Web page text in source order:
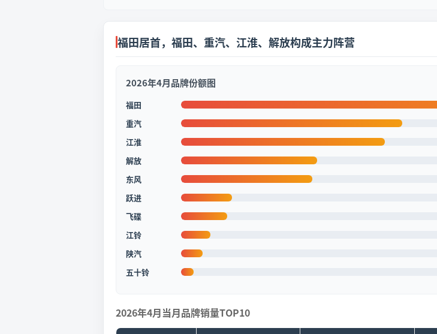
福田居首，福田、重汽、江淮、解放构成主力阵营
2026年4月品牌份额图
福田
重汽
江淮
解放
东风
跃进
飞碟
江铃
陕汽
五十铃
2026年4月当月品牌销量TOP10